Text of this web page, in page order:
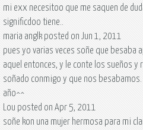
mi exx necesitoo que me saquen de
significdoo tiene..
maria anglk posted on Jun 1, 2011
pues yo varias veces soñe que besaba
aquel entonces, y le conte los sueños y
soñado conmigo y que nos
año^^
Lou posted on Apr 5, 2011
soñe kon una mujer hermosa para mi